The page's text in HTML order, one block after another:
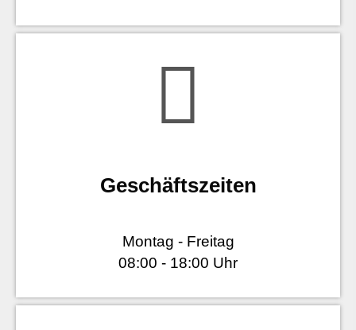
Geschäftszeiten
Montag - Freitag
08:00 - 18:00 Uhr